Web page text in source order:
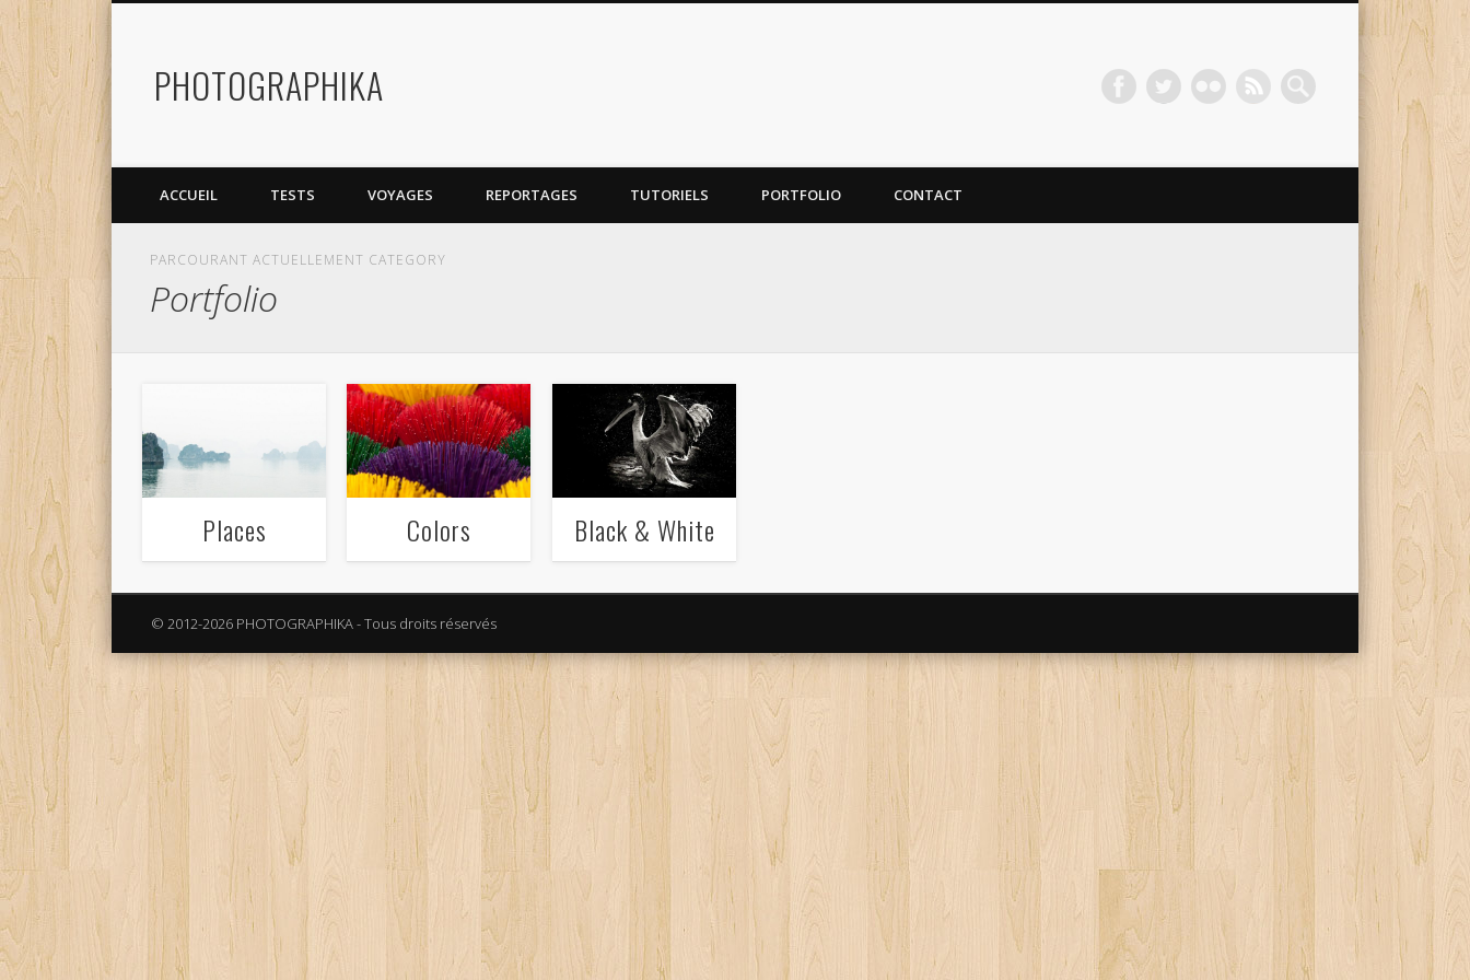
PHOTOGRAPHIKA
FacebookTwitter Flickr Dribble
ACCUEIL TESTS VOYAGES REPORTAGES TUTORIELS PORTFOLIO CONTACT
PARCOURANT ACTUELLEMENT CATEGORY
Portfolio
Places Colors Black & White
© 2012-2026 PHOTOGRAPHIKA - Tous droits réservés